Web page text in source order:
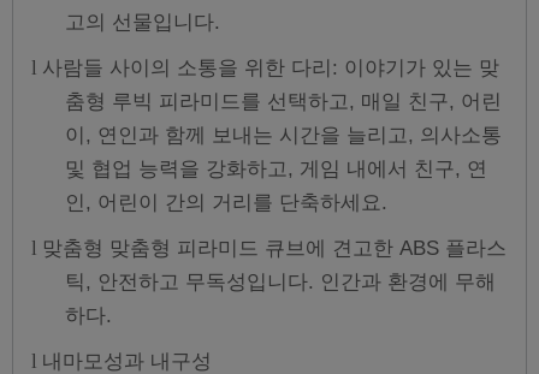
고의 선물입니다.
l 사람들 사이의 소통을 위한 다리: 이야기가 있는 맞
춤형 루빅 피라미드를 선택하고, 매일 친구, 어린
이, 연인과 함께 보내는 시간을 늘리고, 의사소통
및 협업 능력을 강화하고, 게임 내에서 친구, 연
인, 어린이 간의 거리를 단축하세요.
l 맞춤형 맞춤형 피라미드 큐브에 견고한 ABS 플라스
틱, 안전하고 무독성입니다. 인간과 환경에 무해
하다.
l 내마모성과 내구성